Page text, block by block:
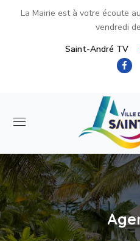
La Mairie est à votre écoute au
vendredi
Saint-André TV